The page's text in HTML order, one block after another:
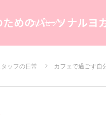
めのパーソナルヨ
コンセプト
タッフの日常 カフェで過ごす自